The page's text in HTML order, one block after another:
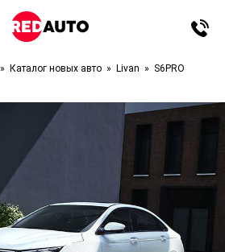
Каталог новых авто Livan S6PRO